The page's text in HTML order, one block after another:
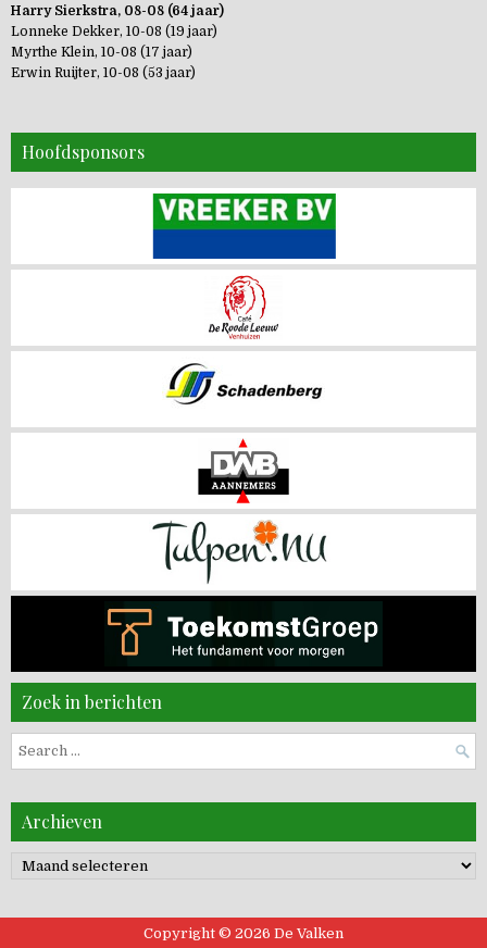
Harry Sierkstra, 08-08 (64 jaar)
Lonneke Dekker, 10-08 (19 jaar)
Myrthe Klein, 10-08 (17 jaar)
Erwin Ruijter, 10-08 (53 jaar)
Hoofdsponsors
Zoek in berichten
Search
for:
Archieven
Archieven
Copyright © 2026 De Valken